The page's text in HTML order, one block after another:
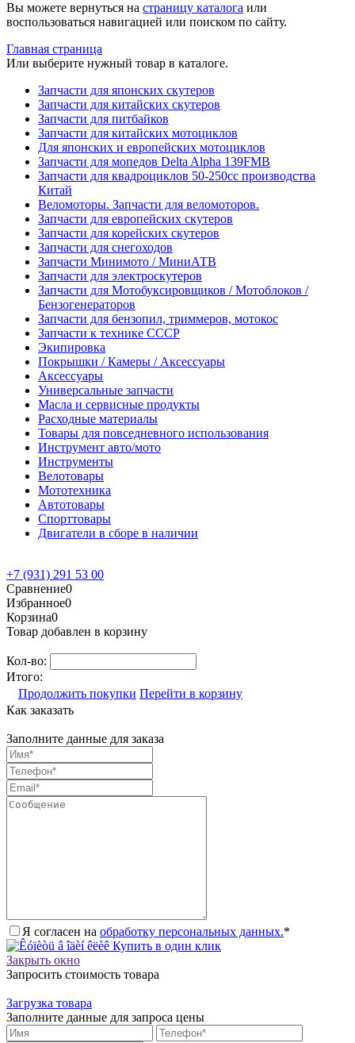
Вы можете вернуться на страницу каталога или
воспользоваться навигацией или поиском по сайту.
Главная страница
Или выберите нужный товар в каталоге.
Запчасти для японских скутеров
Запчасти для китайских скутеров
Запчасти для питбайков
Запчасти для китайских мотоциклов
Для японских и европейских мотоциклов
Запчасти для мопедов Delta Alpha 139FMB
Запчасти для квадроциклов 50-250сс производства
Китай
Веломоторы. Запчасти для веломоторов.
Запчасти для европейских скутеров
Запчасти для корейских скутеров
Запчасти для снегоходов
Запчасти Минимото / МиниАТВ
Запчасти для электроскутеров
Запчасти для Мотобуксировщиков / Мотоблоков /
Бензогенераторов
Запчасти для бензопил, триммеров, мотокос
Запчасти к технике СССР
Экипировка
Покрышки / Камеры / Аксессуары
Аксессуары
Универсальные запчасти
Масла и сервисные продукты
Расходные материалы
Товары для повседневного использования
Инструмент авто/мото
Инструменты
Велотовары
Мототехника
Автотовары
Спорттовары
Двигатели в сборе в наличии
+7 (931) 291 53 00
Сравнение0
Избранное0
Корзина0
Товар добавлен в корзину
Кол-во:
Итого:
Продолжить покупки Перейти в корзину
Как заказать
Заполните данные для заказа
Я согласен на обработку персональных данных.*
Купить в один клик
Закрыть окно
Запросить стоимость товара
Загрузка товара
Заполните данные для запроса цены